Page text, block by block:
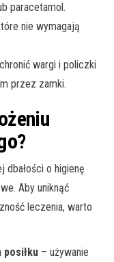
paracetamol.
nie wymagają
wargi i policzki
przez zamki.
o higienę
Aby uniknąć
leczenia, warto
posiłku – używanie